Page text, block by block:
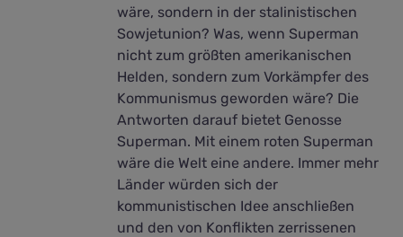
wäre, sondern in der stalinistischen
Sowjetunion? Was, wenn Superman
nicht zum größten amerikanischen
Helden, sondern zum Vorkämpfer des
Kommunismus geworden wäre? Die
Antworten darauf bietet Genosse
Superman. Mit einem roten Superman
wäre die Welt eine andere. Immer mehr
Länder würden sich der
kommunistischen Idee anschließen
und den von Konflikten zerrissenen